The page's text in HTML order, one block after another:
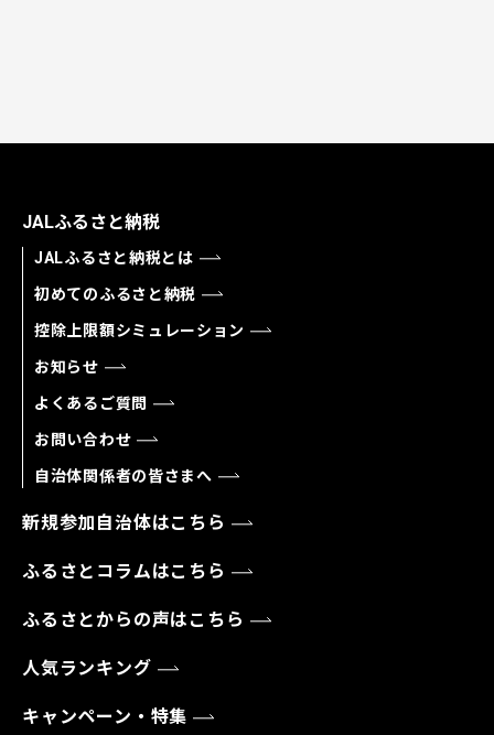
JALふるさと納税
JALふるさと納税とは
初めてのふるさと納税
控除上限額シミュレーション
お知らせ
よくあるご質問
お問い合わせ
自治体関係者の皆さまへ
新規参加自治体はこちら
ふるさとコラムはこちら
ふるさとからの声はこちら
人気ランキング
キャンペーン・特集